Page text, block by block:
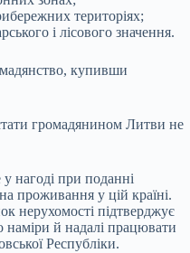
територіях;
і лісового значення.
купивши
громадянином Литви не
нагоді при поданні
проживання у цій країні.
нерухомості підтверджує
наміри й надалі працювати
Республіки.